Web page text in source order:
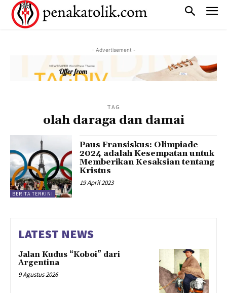
- Advertisement -
TAG
olah daraga dan damai
BERITA TERKINI
Paus Fransiskus: Olimpiade
2024 adalah Kesempatan untuk
Memberikan Kesaksian tentang
Kristus
19 April 2023
LATEST NEWS
Jalan Kudus “Koboi” dari
Argentina
9 Agustus 2026